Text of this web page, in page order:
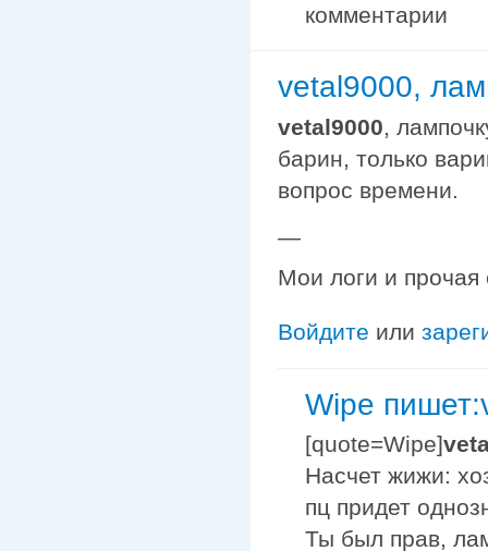
комментарии
vetal9000,
vetal9000,
барин, только
вопрос времени.
—
Мои логи и
Войдите или
Wipe
[quote=Wipe]
Насчет жижи:
пц придет
Ты был прав,